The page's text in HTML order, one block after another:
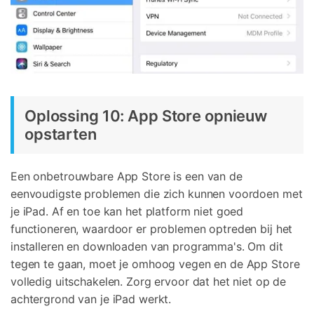
Oplossing 10: App Store opnieuw
opstarten
Een onbetrouwbare App Store is een van de
eenvoudigste problemen die zich kunnen voordoen met
je iPad. Af en toe kan het platform niet goed
functioneren, waardoor er problemen optreden bij het
installeren en downloaden van programma's. Om dit
tegen te gaan, moet je omhoog vegen en de App Store
volledig uitschakelen. Zorg ervoor dat het niet op de
achtergrond van je iPad werkt.